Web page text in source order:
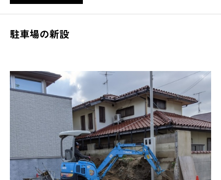
駐車場の新設